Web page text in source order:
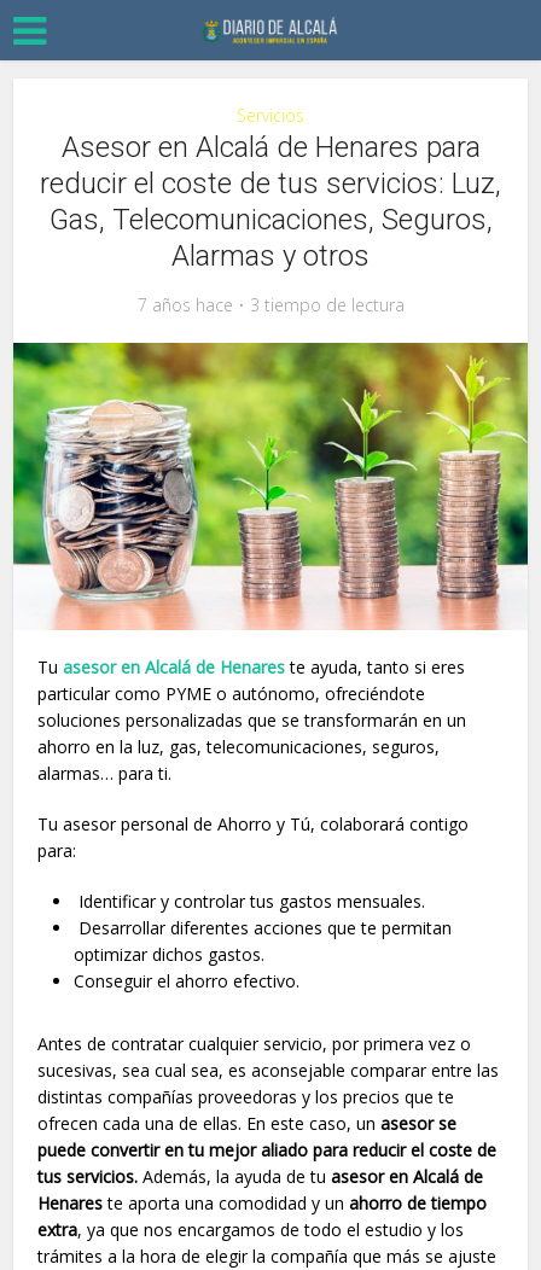
Servicios
Asesor en Alcalá de Henares para
reducir el coste de tus servicios: Luz,
Gas, Telecomunicaciones, Seguros,
Alarmas y otros
7 años hace 3 tiempo de lectura
Tu asesor en Alcalá de Henareste ayuda, tanto si eres
particular como PYME o autónomo, ofreciéndote
soluciones personalizadas que se transformarán en un
ahorro en la luz, gas, telecomunicaciones, seguros,
alarmas… para ti.
Tu asesor personal de Ahorro y Tú, colaborará contigo
para:
Identificar y controlar tus gastos mensuales.
Desarrollar diferentes acciones que te permitan
optimizar dichos gastos.
Conseguir el ahorro efectivo.
Antes de contratar cualquier servicio, por primera vez o
sucesivas, sea cual sea, es aconsejable comparar entre las
distintas compañías proveedoras y los precios que te
ofrecen cada una de ellas. En este caso, unasesor se
puede convertir en tu mejor aliado para reducir el coste de
tus servicios.Además, la ayuda de tuasesor en Alcalá de
Henareste aporta una comodidad y unahorro de tiempo
extra, ya que nos encargamos de todo el estudio y los
trámites a la hora de elegir la compañía que más se ajuste